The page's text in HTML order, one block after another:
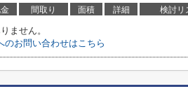
間取り 面積 詳細 検討リ
ません。
のお問い合わせはこちら